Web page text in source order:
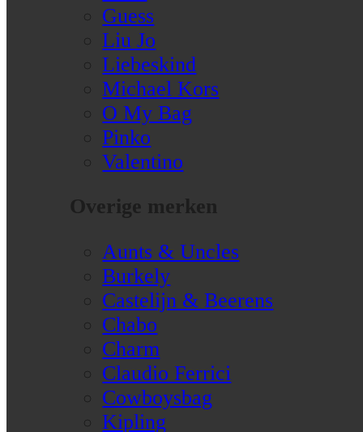
Guess
Liu Jo
Liebeskind
Michael Kors
O My Bag
Pinko
Valentino
Overige merken
Aunts & Uncles
Burkely
Castelijn & Beerens
Chabo
Charm
Claudio Ferrici
Cowboysbag
Kipling